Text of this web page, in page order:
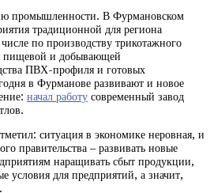
промышленности. В Фурмановском
традиционной для региона
по производству трикотажного
пищевой и добывающей
ПВХ-профиля и готовых
в Фурманове развивают и новое
начал работу современный завод
ситуация в экономике неровная, и
правительства – развивать новые
наращивать сбыт продукции,
условия для предприятий, а значит,